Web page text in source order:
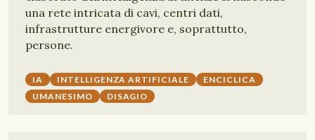
una rete intricata di cavi, centri dati,
infrastrutture energivore e, soprattutto,
persone.
IA INTELLIGENZA ARTIFICIALE
ENCICLICA
UMANESIMO
DISAGIO